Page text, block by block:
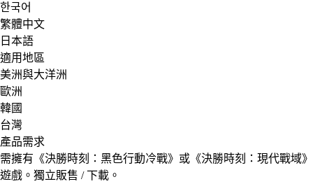
한국어
繁體中文
日本語
適用地區
美洲與大洋洲
歐洲
韓國
台灣
產品需求
需擁有《決勝時刻：黑色行動冷戰》或《決勝時刻：現代戰域》
遊戲。獨立販售 / 下載。